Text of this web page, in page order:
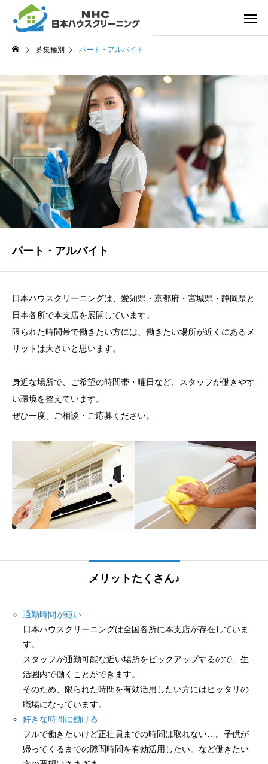
募集種別 パート・アルバイト
パート・アルバイト
日本ハウスクリーニングは、愛知県・京都府・宮城県・静岡県と
日本各所で本支店を展開しています。
限られた時間帯で働きたい方には、働きたい場所が近くにあるメ
リットは大きいと思います。
身近な場所で、ご希望の時間帯・曜日など、スタッフが働きやす
い環境を整えています。
ぜひ一度、ご相談・ご応募ください。
メリットたくさん♪
通勤時間が短い
日本ハウスクリーニングは全国各所に本支店が存在していま
す。
スタッフが通勤可能な近い場所をピックアップするので、生
活圏内で働くことができます。
そのため、限られた時間を有効活用したい方にはピッタリの
職場になっています。
好きな時間に働ける
フルで働きたいけど正社員までの時間は取れない…。子供が
帰ってくるまでの隙間時間を有効活用したい。など働きたい